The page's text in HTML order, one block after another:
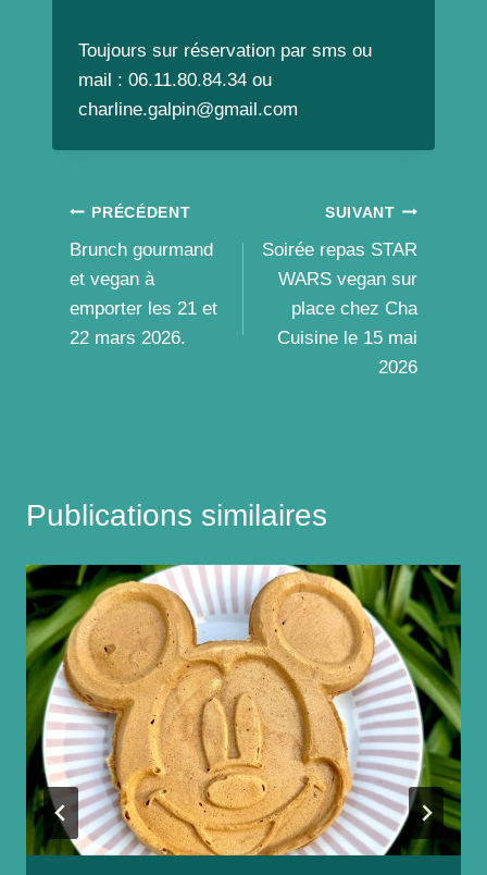
Toujours sur réservation par sms ou
mail : 06.11.80.84.34 ou
charline.galpin@gmail.com
Navigation
de
l’article
PRÉCÉDENT
Brunch gourmand
et vegan à
emporter les 21 et
22 mars 2026.
SUIVANT
Soirée repas STAR
WARS vegan sur
place chez Cha
Cuisine le 15 mai
2026
Publications similaires